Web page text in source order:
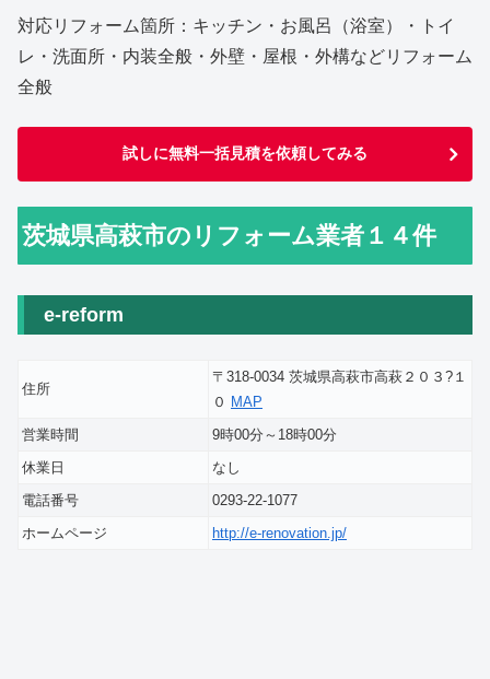
対応リフォーム箇所：キッチン・お風呂（浴室）・トイ
レ・洗面所・内装全般・外壁・屋根・外構などリフォーム
全般
試しに無料一括見積を依頼してみる
茨城県高萩市のリフォーム業者１４件
e-reform
住所
〒318-0034 茨城県高萩市高萩２０３?１
０ MAP
営業時間
9時00分～18時00分
休業日
なし
電話番号
0293-22-1077
ホームページ
http://e-renovation.jp/